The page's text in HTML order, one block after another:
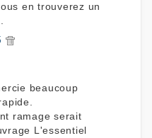
en trouverez un
beaucoup
ramage serait
L'essentiel